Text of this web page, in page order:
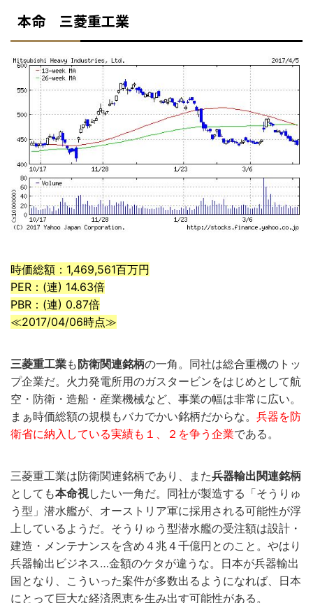
本命 三菱重工業
時価総額：1,469,561百万円
PER：(連) 14.63倍
PBR：(連) 0.87倍
≪2017/04/06時点≫
三菱重工業も 防衛関連銘柄の一角。同社は総合重機のトッ
プ企業だ。火力発電所用のガスタービンをはじめとして航
空・防衛・造船・産業機械など、事業の幅は非常に広い。
まぁ時価総額の規模もバカでかい銘柄だからな。 兵器を防
衛省に納入している実績も１、２を争う企業である。
三菱重工業は防衛関連銘柄であり、また兵器輸出関連銘柄
としても本命視したい一角だ。同社が製造する「そうりゅ
う型」潜水艦が、オーストリア軍に採用される可能性が浮
上しているようだ。そうりゅう型潜水艦の受注額は設計・
建造・メンテナンスを含め４兆４千億円とのこと。やはり
兵器輸出ビジネス…金額のケタが違うな。日本が兵器輸出
国となり、こういった案件が多数出るようになれば、日本
にとって巨大な経済恩恵を生み出す可能性がある。